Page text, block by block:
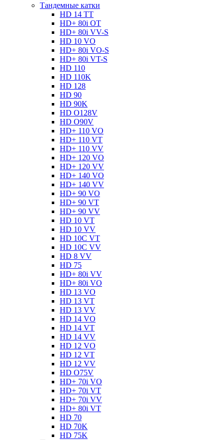
Тандемные катки
HD 14 TT
HD+ 80i OT
HD+ 80i VV-S
HD 10 VO
HD+ 80i VO-S
HD+ 80i VT-S
HD 110
HD 110K
HD 128
HD 90
HD 90K
HD O128V
HD O90V
HD+ 110 VO
HD+ 110 VT
HD+ 110 VV
HD+ 120 VO
HD+ 120 VV
HD+ 140 VO
HD+ 140 VV
HD+ 90 VO
HD+ 90 VT
HD+ 90 VV
HD 10 VT
HD 10 VV
HD 10C VT
HD 10C VV
HD 8 VV
HD 75
HD+ 80i VV
HD+ 80i VO
HD 13 VO
HD 13 VT
HD 13 VV
HD 14 VO
HD 14 VT
HD 14 VV
HD 12 VO
HD 12 VT
HD 12 VV
HD O75V
HD+ 70i VO
HD+ 70i VT
HD+ 70i VV
HD+ 80i VT
HD 70
HD 70K
HD 75K